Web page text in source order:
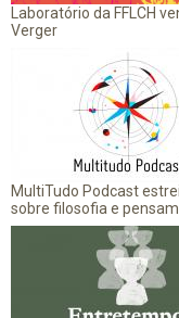
Laboratório da FFLCH
Verger
MultiTudo Podcast
sobre filosofia e